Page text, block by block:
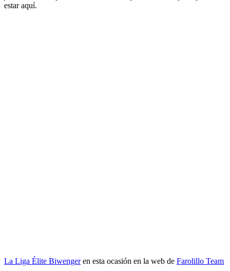
estar aquí.
La Liga Élite Biwengeren esta ocasión en la web de Farolillo Team